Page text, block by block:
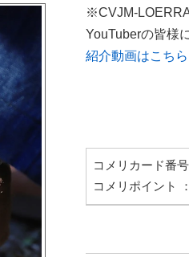
※CVJM-
YouTuberの皆様
紹介動画はこちら
コメリカード番
コメリポイント ：